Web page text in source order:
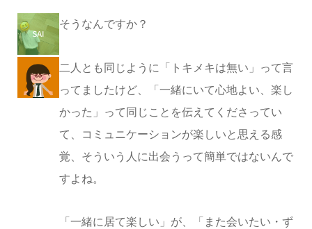
そうなんですか？
二人とも同じように「トキメキは無い」って言
ってましたけど、「一緒にいて心地よい、楽し
かった」って同じことを伝えてくださってい
て、コミュニケーションが楽しいと思える感
覚、そういう人に出会うって簡単ではないんで
すよね。
「一緒に居て楽しい」が、「また会いたい・ず